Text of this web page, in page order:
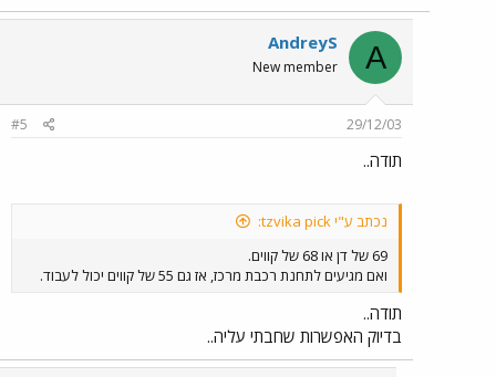
A
AndreyS
New member
29/12/03
#5
תודה..
נכתב ע"י tzvika pick:
69 של דן או 68 של קווים.
ואם מגיעים לתחנת רכבת מרכז, אז גם 55 של קווים יכול לעבוד.
תודה..
בדיוק האפשרות שחבתי עליה..